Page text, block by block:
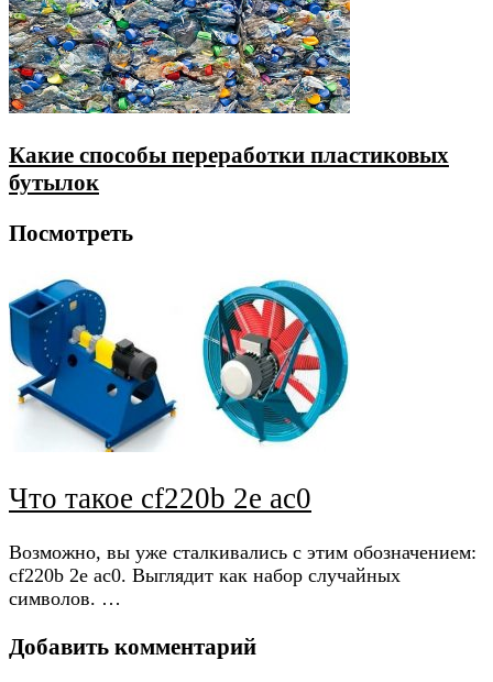
Какие способы переработки пластиковых
бутылок
Посмотреть
Что такое cf220b 2e ac0
Возможно, вы уже сталкивались с этим обозначением:
cf220b 2e ac0. Выглядит как набор случайных
символов. …
Добавить комментарий